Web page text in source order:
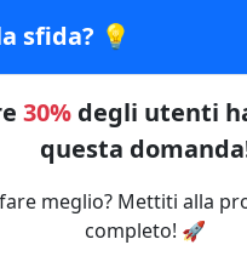
sfida? 💡
30%degli utenti
questa
meglio? Mettiti alla
completo! 🚀
🔗 Copia il link della
della Terra
Feste e celebrazioni
⚡ Inizia il Quiz